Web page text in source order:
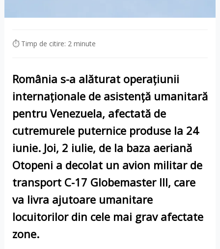
⏱ Timp de citire: 2 minute
România s-a alăturat operațiunii
internaționale de asistență umanitară
pentru Venezuela, afectată de
cutremurele puterniceproduse la 24
iunie. Joi, 2 iulie, de la baza aeriană
Otopeni a decolat un avion militar de
transport C-17 Globemaster III, care
va livra ajutoare umanitare
locuitorilor din cele mai grav afectate
zone.